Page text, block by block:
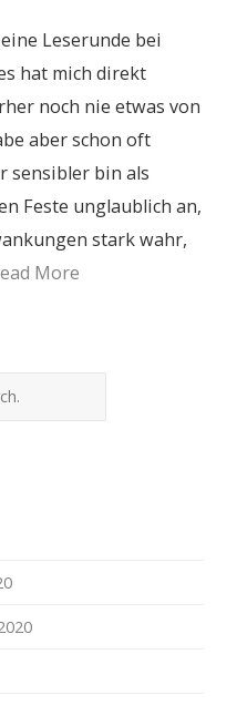
Leserunde bei
hat mich direkt
noch nie etwas von
aber schon oft
sensibler bin als
Feste unglaublich an,
stark wahr,
More